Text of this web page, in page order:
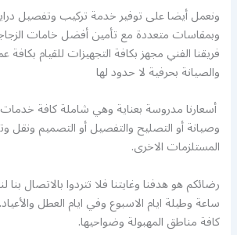
ونعمل أيضا على توفير خدمة تركيب وتفصيل
وبمقاسات متعددة مع تأمين أفضل خامات
فريقنا الفني مجهز بكافة التجهيزات للقيام بكافة
والصيانة بحرفية لا حدود لها
أسعارنا مدروسة بعناية وهي شاملة كافة خدمات
وصيانة أو التصليح والتفصيل أو التصميم ونقل
المستلزمات الاخرى.
ساعة وطيلة ايام الاسبوع وفي ايام العطل
كافة مناطق المهبولة وضواحيها.